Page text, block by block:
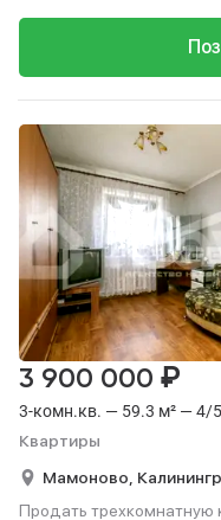
3-комн.кв. — 59.3 м² — 4/
Квартиры
3 900 000 ₽
Мамоново,
Продать трехкомнатную